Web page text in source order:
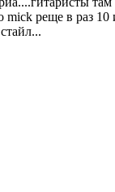
mick реще в раз